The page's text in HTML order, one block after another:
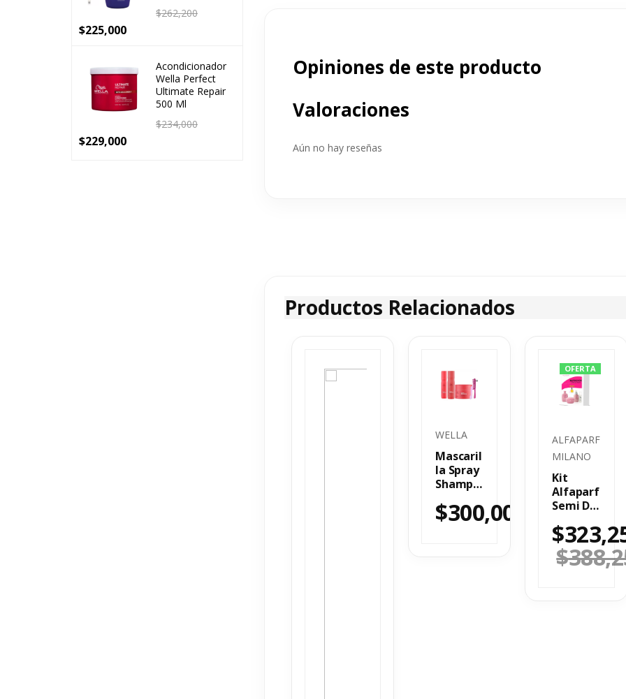
Opiniones de este producto
Valoraciones
Aún no hay reseñas
Productos Relacionados
WELLA
Mascaril
la Spray
Shampo
Brillianc
e Kit
$300,000
OFERTA
ALFAPARF
MILANO
Kit
Alfaparf
Semi Di
Nutritiv
e
complet
$
$
$262,200
$225,000
Acondicionador
Wella Perfect
Ultimate Repair
500 Ml
$234,000
$229,000